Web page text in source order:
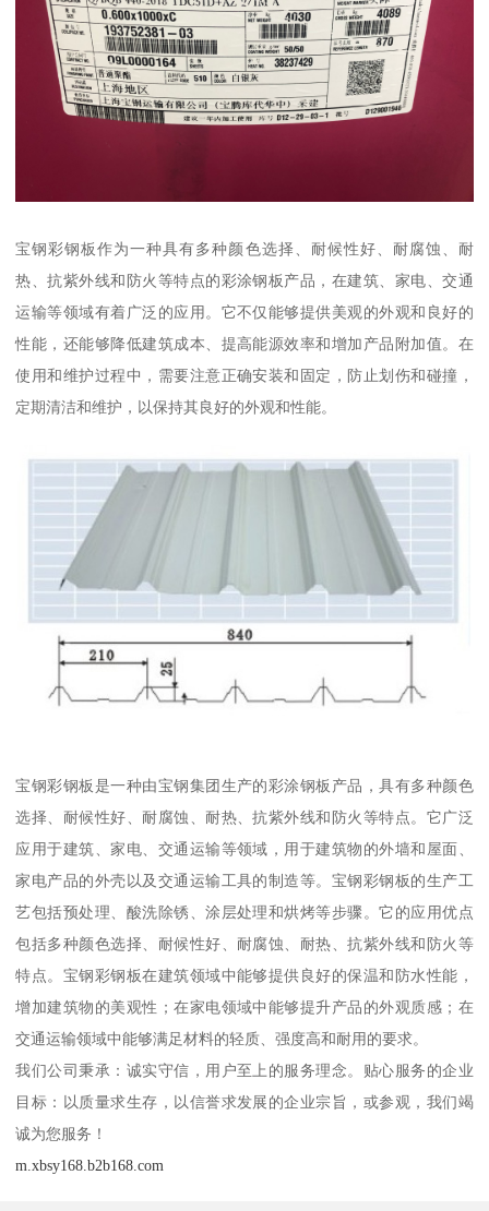
宝钢彩钢板作为一种具有多种颜色选择、耐候性好、耐腐蚀、耐
热、抗紫外线和防火等特点的彩涂钢板产品，在建筑、家电、交通
运输等领域有着广泛的应用。它不仅能够提供美观的外观和良好的
性能，还能够降低建筑成本、提高能源效率和增加产品附加值。在
使用和维护过程中，需要注意正确安装和固定，防止划伤和碰撞，
定期清洁和维护，以保持其良好的外观和性能。
宝钢彩钢板是一种由宝钢集团生产的彩涂钢板产品，具有多种颜色
选择、耐候性好、耐腐蚀、耐热、抗紫外线和防火等特点。它广泛
应用于建筑、家电、交通运输等领域，用于建筑物的外墙和屋面、
家电产品的外壳以及交通运输工具的制造等。宝钢彩钢板的生产工
艺包括预处理、酸洗除锈、涂层处理和烘烤等步骤。它的应用优点
包括多种颜色选择、耐候性好、耐腐蚀、耐热、抗紫外线和防火等
特点。宝钢彩钢板在建筑领域中能够提供良好的保温和防水性能，
增加建筑物的美观性；在家电领域中能够提升产品的外观质感；在
交通运输领域中能够满足材料的轻质、强度高和耐用的要求。
我们公司秉承：诚实守信，用户至上的服务理念。贴心服务的企业
目标：以质量求生存，以信誉求发展的企业宗旨，或参观，我们竭
诚为您服务！
m.xbsy168.b2b168.com